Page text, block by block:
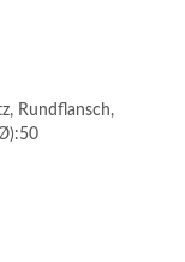
Rundflansch,